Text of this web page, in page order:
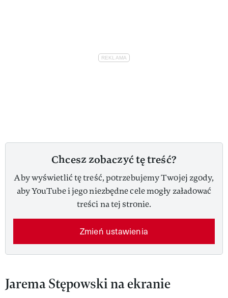
Chcesz zobaczyć tę treść?
Aby wyświetlić tę treść, potrzebujemy Twojej zgody,
aby YouTube i jego niezbędne cele mogły załadować
treści na tej stronie.
Zmień ustawienia
Jarema Stępowski na ekranie